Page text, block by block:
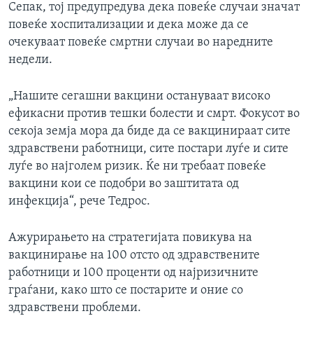
Сепак, тој предупредува дека повеќе случаи значат
повеќе хоспитализации и дека може да се
очекуваат повеќе смртни случаи во наредните
недели.
„Нашите сегашни вакцини остануваат високо
ефикасни против тешки болести и смрт. Фокусот во
секоја земја мора да биде да се вакцинираат сите
здравствени работници, сите постари луѓе и сите
луѓе во најголем ризик. Ќе ни требаат повеќе
вакцини кои се подобри во заштитата од
инфекција“, рече Тедрос.
Ажурирањето на стратегијата повикува на
вакцинирање на 100 отсто од здравствените
работници и 100 проценти од најризичните
граѓани, како што се постарите и оние со
здравствени проблеми.